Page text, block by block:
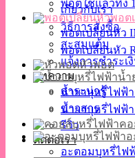
เกี่ยวกับเรา
วิธีการสั่งซื้อ
สะสมแต้ม
แจ้งการชำระเ
บทความ
สาระน่ารู้
ข่าวสาร
รีวิว
ติดต่อเรา
พอตใช้แล้วทิ้ง
พอต
พอตเปลี่ยนหัว
พอตเปลี่ยนหัว
หัวพอต
น้ำ
น้ำยาบุหรี่ไฟฟ้
น้ำยาบุหรี่ไฟฟ้
ค
อะตอมบุหรี่ไฟ